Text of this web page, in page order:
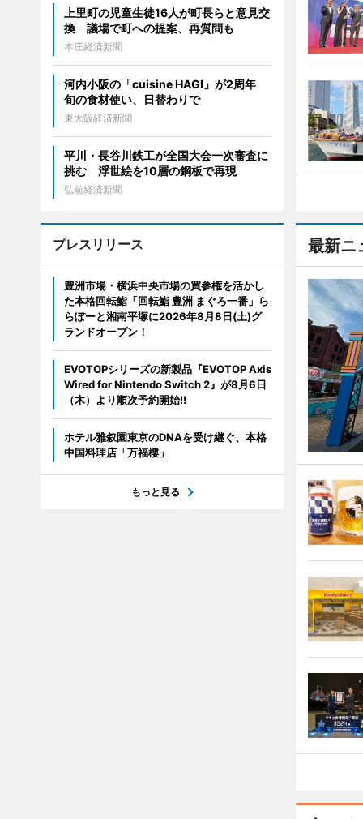
最新ニ
上里町の児童生徒16人が町長らと意見交
換 議場で町への提案、再質問も
本庄経済新聞
河内小阪の「cuisine HAGI」が2周年
旬の食材使い、日替わりで
東大阪経済新聞
平川・長谷川鉄工が全国大会一次審査に
挑む 浮世絵を10層の鋼板で再現
弘前経済新聞
プレスリリース
豊洲市場・横浜中央市場の買参権を活かし
た本格回転鮨「回転鮨 豊洲 まぐろ一番」ら
らぽーと湘南平塚に2026年8月8日(土)グ
ランドオープン！
EVOTOPシリーズの新製品『EVOTOP Axis
Wired for Nintendo Switch 2』が8月6日
（木）より順次予約開始!!
ホテル雅叙園東京のDNAを受け継ぐ、本格
中国料理店「万福樓」
もっと見る